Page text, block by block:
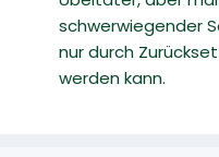
schwerwiegender
nur durch
werden kann.